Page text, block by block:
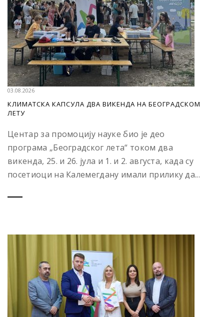
03.08.2026
КЛИМАТСКА КАПСУЛА ДВА ВИКЕНДА НА БЕОГРАДСКОМ
ЛЕТУ
Центар за промоцију науке био је део
програма „Београдског лета“ током два
викенда, 25. и 26. јула и 1. и 2. августа, када су
посетиоци на Калемегдану имали прилику да...